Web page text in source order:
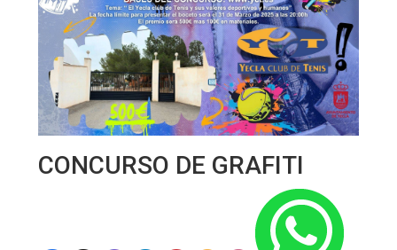
CONCURSO DE GRAFITI